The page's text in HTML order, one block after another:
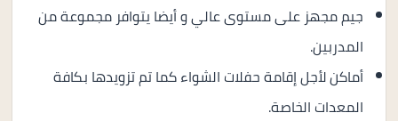
جيم مجهز على مستوى عالي و أيضا يتوافر مجموعة من
المدربين.
أماكن لأجل إقامة حفلات الشواء كما تم تزويدها بكافة
المعدات الخاصة.